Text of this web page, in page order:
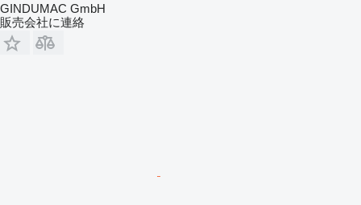
GINDUMAC GmbH
販売会社に連絡